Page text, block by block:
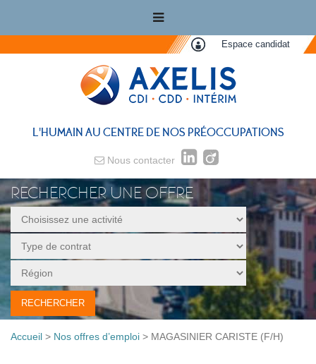
Espace candidat
L'HUMAIN AU CENTRE DE NOS PRÉOCCUPATIONS
Nous contacter
RECHERCHER UNE OFFRE
Accueil > Nos offres d’emploi > MAGASINIER CARISTE (F/H)